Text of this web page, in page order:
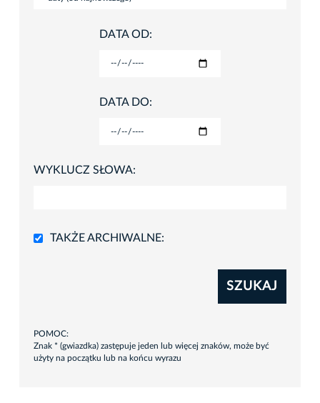
DATA OD:
DATA DO:
WYKLUCZ SŁOWA:
TAKŻE ARCHIWALNE:
SZUKAJ
POMOC:
Znak * (gwiazdka) zastępuje jeden lub więcej znaków, może być
użyty na początku lub na końcu wyrazu